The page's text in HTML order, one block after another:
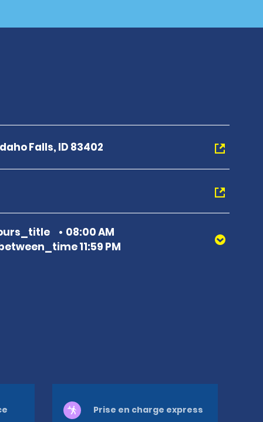
Falls, ID 83402
08:00 AM
11:59 PM
Prise en charge express